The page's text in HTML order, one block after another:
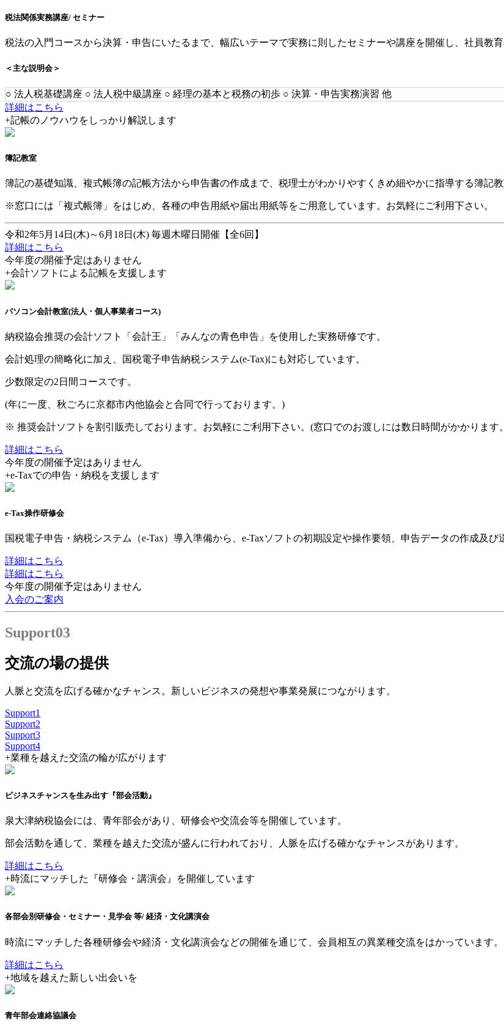
税法関係実務講座/ セミナー
税法の入門コースから決算・申告にいたるまで、幅広いテーマで実務に則したセミナーや講座を開催し、社員教
＜主な説明会＞
○ 法人税基礎講座 ○ 法人税中級講座 ○ 経理の基本と税務の初歩 ○ 決算・申告実務演習 他
詳細はこちら
+記帳のノウハウをしっかり解説します
簿記教室
簿記の基礎知識、複式帳簿の記帳方法から申告書の作成まで、税理士がわかりやすくきめ細やかに指導する簿記
※窓口には「複式帳簿」をはじめ、各種の申告用紙や届出用紙等をご用意しています。お気軽にご利用下さい。
令和2年5月14日(木)～6月18日(木) 毎週木曜日開催【全6回】
詳細はこちら
今年度の開催予定はありません
+会計ソフトによる記帳を支援します
パソコン会計教室(法人・個人事業者コース)
納税協会推奨の会計ソフト「会計王」「みんなの青色申告」を使用した実務研修です。
会計処理の簡略化に加え、国税電子申告納税システム(e-Tax)にも対応しています。
少数限定の2日間コースです。
(年に一度、秋ごろに京都市内他協会と合同で行っております。)
※ 推奨会計ソフトを割引販売しております。お気軽にご利用下さい。 (窓口でのお渡しには数日時間がかかります
詳細はこちら
今年度の開催予定はありません
+e-Taxでの申告・納税を支援します
e-Tax操作研修会
国税電子申告・納税システム（e-Tax）導入準備から、e-Taxソフトの初期設定や操作要領、申告データの作成及
詳細はこちら
詳細はこちら
今年度の開催予定はありません
入会のご案内
Support03
交流の場の提供
人脈と交流を広げる確かなチャンス。新しいビジネスの発想や事業発展につながります。
Support1
Support2
Support3
Support4
+業種を越えた交流の輪が広がります
ビジネスチャンスを生み出す『部会活動』
泉大津納税協会には、青年部会があり、研修会や交流会等を開催しています。
部会活動を通して、業種を越えた交流が盛んに行われており、人脈を広げる確かなチャンスがあります。
詳細はこちら
+時流にマッチした『研修会・講演会』を開催しています
各部会別研修会・セミナー・見学会 等/ 経済・文化講演会
時流にマッチした各種研修会や経済・文化講演会などの開催を通じて、会員相互の異業種交流をはかっています。
詳細はこちら
+地域を越えた新しい出会いを
青年部会連絡協議会